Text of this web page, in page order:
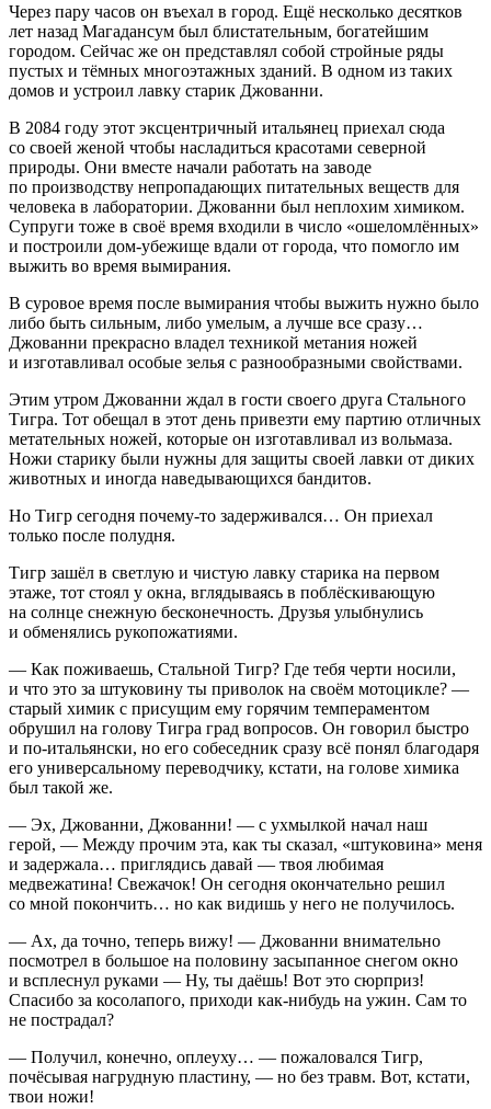
Через пару часов он въехал в город. Ещё несколько десятков
лет назад Магадансум был блистательным, богатейшим
городом. Сейчас же он представлял собой стройные ряды
пустых и тёмных многоэтажных зданий. В одном из таких
домов и устроил лавку старик Джованни.
В 2084 году этот эксцентричный итальянец приехал сюда
со своей женой чтобы насладиться красотами северной
природы. Они вместе начали работать на заводе
по производству непропадающих питательных веществ для
человека в лаборатории. Джованни был неплохим химиком.
Супруги тоже в своё время входили в число «ошеломлённых»
и построили дом-убежище вдали от города, что помогло им
выжить во время вымирания.
В суровое время после вымирания чтобы выжить нужно было
либо быть сильным, либо умелым, а лучше все сразу…
Джованни прекрасно владел техникой метания ножей
и изготавливал особые зелья с разнообразными свойствами.
Этим утром Джованни ждал в гости своего друга Стального
Тигра. Тот обещал в этот день привезти ему партию отличных
метательных ножей, которые он изготавливал из вольмаза.
Ножи старику были нужны для защиты своей лавки от диких
животных и иногда наведывающихся бандитов.
Но Тигр сегодня почему-то задерживался… Он приехал
только после полудня.
Тигр зашёл в светлую и чистую лавку старика на первом
этаже, тот стоял у окна, вглядываясь в поблёскивающую
на солнце снежную бесконечность. Друзья улыбнулись
и обменялись рукопожатиями.
— Как поживаешь, Стальной Тигр? Где тебя черти носили,
и что это за штуковину ты приволок на своём мотоцикле? —
старый химик с присущим ему горячим темпераментом
обрушил на голову Тигра град вопросов. Он говорил быстро
и по-итальянски, но его собеседник сразу всё понял благодаря
его универсальному переводчику, кстати, на голове химика
был такой же.
— Эх, Джованни, Джованни! — с ухмылкой начал наш
герой, — Между прочим эта, как ты сказал, «штуковина» меня
и задержала… приглядись давай — твоя любимая
медвежатина! Свежачок! Он сегодня окончательно решил
со мной покончить… но как видишь у него не получилось.
— Ах, да точно, теперь вижу! — Джованни внимательно
посмотрел в большое на половину засыпанное снегом окно
и всплеснул руками — Ну, ты даёшь! Вот это сюрприз!
Спасибо за косолапого, приходи как-нибудь на ужин. Сам то
не пострадал?
— Получил, конечно, оплеуху… — пожаловался Тигр,
почёсывая нагрудную пластину, — но без травм. Вот, кстати,
твои ножи!